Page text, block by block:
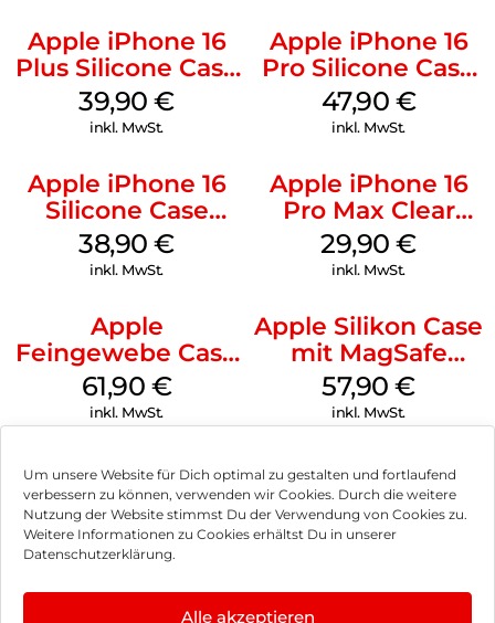
Um unsere Website für Dich optimal zu gestalten und fortlaufend
verbessern zu können, verwenden wir Cookies. Durch die weitere
Nutzung der Website stimmst Du der Verwendung von Cookies zu.
Weitere Informationen zu Cookies erhältst Du in unserer
Datenschutzerklärung.
Alle akzeptieren
Apple iPhone 16
Plus Silicone Case
MagSafe Plum
39,90€
inkl. MwSt.
Apple iPhone 16
Pro Silicone Case
MagSafe Denim
47,90 €
inkl. MwSt.
Apple iPhone 16
Silicone Case
MagSafe
Ultramarine
38,90€
inkl. MwSt.
Apple iPhone 16
Pro Max Clear
Case MagSafe
Transparent
29,90€
inkl. MwSt.
Apple
Feingewebe Case
iPhone 15 Pro
MagSafe Schwarz
61,90 €
inkl. MwSt.
Apple Silikon Case
mit MagSafe
iPhone 14 Pro
(PRODUCT)RED
57,90€
inkl. MwSt.
Impressum